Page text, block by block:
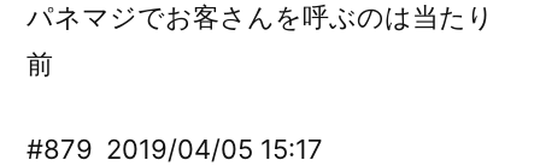
パネマジでお客さんを呼ぶのは当たり
前
#879 2019/04/05 15:17